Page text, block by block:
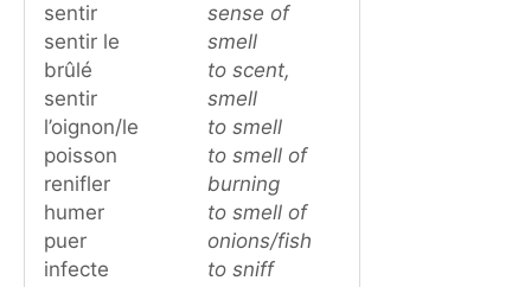
sentir
sentir le
brûlé
sentir
l’oignon/le
poisson
renifler
humer
puer
infecte
sense of
smell
to scent,
smell
to smell
to smell of
burning
to smell of
onions/fish
to sniff